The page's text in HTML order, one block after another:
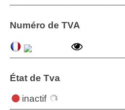
Numéro de TVA
État de Tva
inactif